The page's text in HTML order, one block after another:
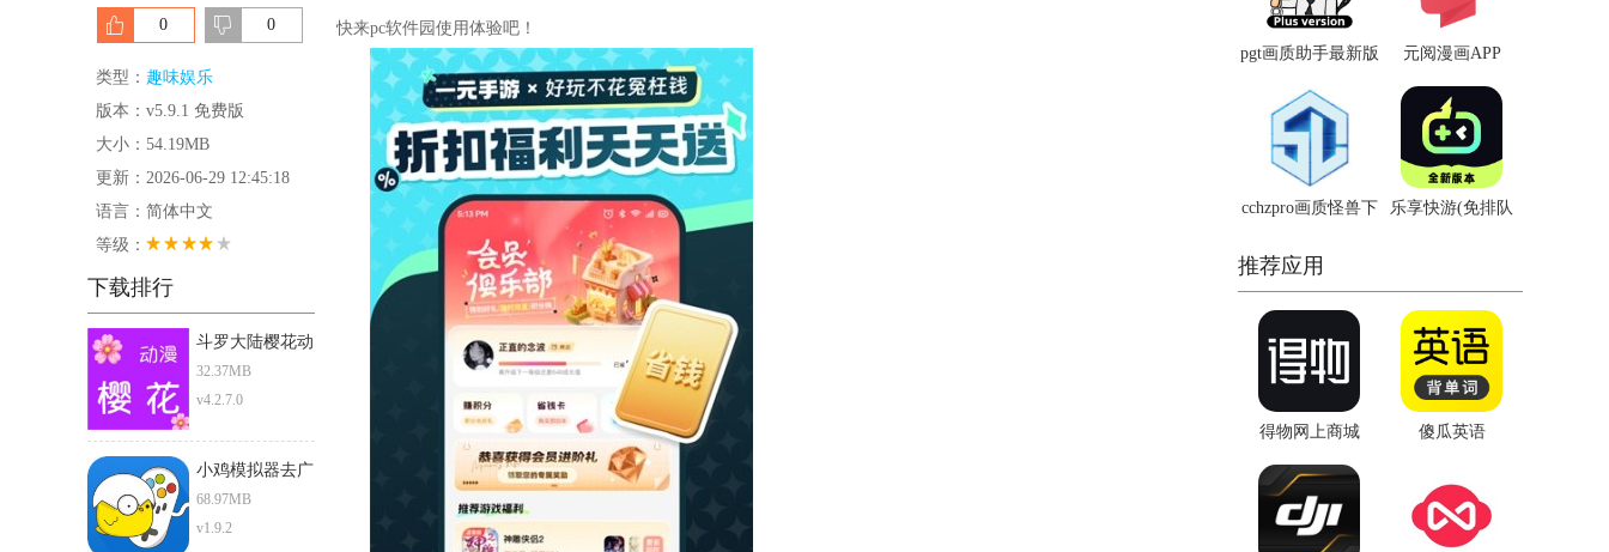
0 0
类型： 趣味娱乐
版本：v5.9.1 免费版
大小：54.19MB
更新：2026-06-29 12:45:18
语言：简体中文
等级：
下载排行
斗罗大陆樱花动
漫
32.37MB
v4.2.7.0
小鸡模拟器去广
告版
68.97MB
v1.9.2
快来pc软件园使用体验吧！
pgt画质助手最新版 元阅漫画APP
cchzpro画质怪兽下
乐享快游(免排队
推荐应用
得物网上商城 傻瓜英语